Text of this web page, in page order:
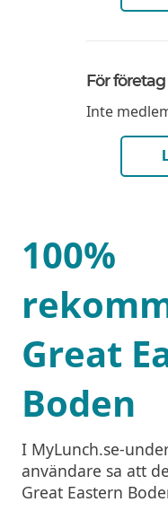
För företag
Inte
100%
Great
Boden
I MyLunch.se-
användare sa att
Great Eastern